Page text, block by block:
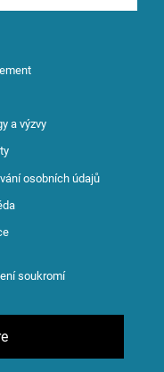
a výzvy
osobních údajů
soukromí